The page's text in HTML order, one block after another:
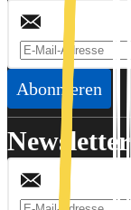
Abonnieren
Newsletter